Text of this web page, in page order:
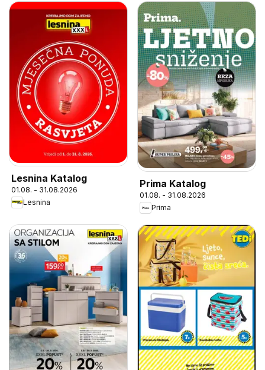
Lesnina Katalog
01.08. - 31.08.2026
Lesnina
Prima Katalog
01.08. - 31.08.2026
Prima